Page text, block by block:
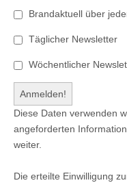
Brandaktuell über
Täglicher Newsletter
Wöchentlicher
Diese Daten verwenden
angeforderten
weiter.
Die erteilte Einwilligung